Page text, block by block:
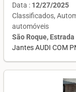
Data : 12/27/2025
Classificados
automóveis
São Roque,
Jantes AUDI COM